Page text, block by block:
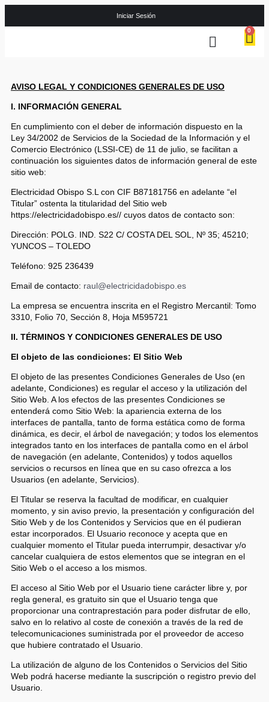
Iniciar Sesión
0
AVISO LEGAL Y CONDICIONES GENERALES DE USO
I. INFORMACIÓN GENERAL
En cumplimiento con el deber de información dispuesto en la
Ley 34/2002 de Servicios de la Sociedad de la Información y el
Comercio Electrónico (LSSI-CE) de 11 de julio, se facilitan a
continuación los siguientes datos de información general de este
sitio web:
Electricidad Obispo S.L con CIF B87181756 en adelante “el
Titular” ostenta la titularidad del Sitio web
https://electricidadobispo.es// cuyos datos de contacto son:
Dirección: POLG. IND. S22 C/ COSTA DEL SOL, Nº 35; 45210;
YUNCOS – TOLEDO
Teléfono: 925 236439
Email de contacto: raul@electricidadobispo.es
La empresa se encuentra inscrita en el Registro Mercantil: Tomo
3310, Folio 70, Sección 8, Hoja M595721
II. TÉRMINOS Y CONDICIONES GENERALES DE USO
El objeto de las condiciones: El Sitio Web
El objeto de las presentes Condiciones Generales de Uso (en
adelante, Condiciones) es regular el acceso y la utilización del
Sitio Web. A los efectos de las presentes Condiciones se
entenderá como Sitio Web: la apariencia externa de los
interfaces de pantalla, tanto de forma estática como de forma
dinámica, es decir, el árbol de navegación; y todos los elementos
integrados tanto en los interfaces de pantalla como en el árbol
de navegación (en adelante, Contenidos) y todos aquellos
servicios o recursos en línea que en su caso ofrezca a los
Usuarios (en adelante, Servicios).
El Titular se reserva la facultad de modificar, en cualquier
momento, y sin aviso previo, la presentación y configuración del
Sitio Web y de los Contenidos y Servicios que en él pudieran
estar incorporados. El Usuario reconoce y acepta que en
cualquier momento el Titular pueda interrumpir, desactivar y/o
cancelar cualquiera de estos elementos que se integran en el
Sitio Web o el acceso a los mismos.
El acceso al Sitio Web por el Usuario tiene carácter libre y, por
regla general, es gratuito sin que el Usuario tenga que
proporcionar una contraprestación para poder disfrutar de ello,
salvo en lo relativo al coste de conexión a través de la red de
telecomunicaciones suministrada por el proveedor de acceso
que hubiere contratado el Usuario.
La utilización de alguno de los Contenidos o Servicios del Sitio
Web podrá hacerse mediante la suscripción o registro previo del
Usuario.